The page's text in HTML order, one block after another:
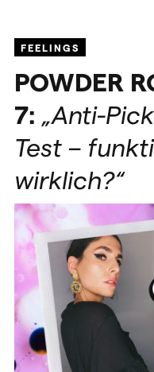
FEELINGS
POWDER
7: „Anti-
Test –
wirklich?“